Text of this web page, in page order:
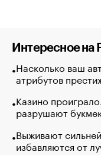
Интересное на
Насколько ваш
атрибутов
Казино
разрушают
Выживают
избавляются от